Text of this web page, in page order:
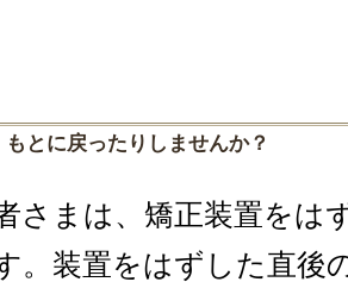
とに戻ったりしませんか？
さまは、矯正装置をは
。装置をはずした直後